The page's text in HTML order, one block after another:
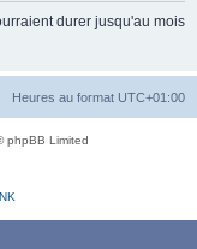
c
durer jusqu'au mois
Heures au format UTC+01:00
phpBB Limited